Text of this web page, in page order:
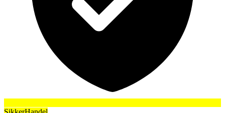
Zeiss ZS25168 073 51 Briller Mænd Black - Black -
På lager
Fra PriceRunner